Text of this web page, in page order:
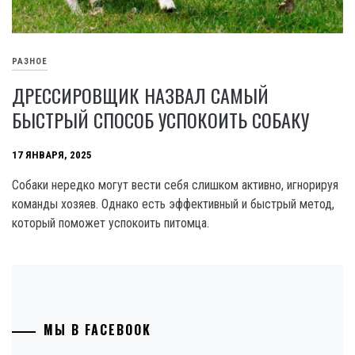
РАЗНОЕ
ДРЕССИРОВЩИК НАЗВАЛ САМЫЙ
БЫСТРЫЙ СПОСОБ УСПОКОИТЬ СОБАКУ
17 ЯНВАРЯ, 2025
Собаки нередко могут вести себя слишком активно, игнорируя
команды хозяев. Однако есть эффективный и быстрый метод,
который поможет успокоить питомца.
МЫ В FACEBOOK